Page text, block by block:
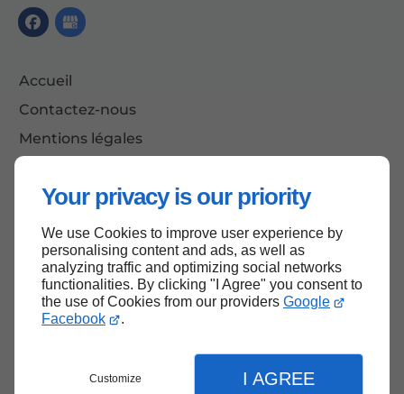
Your privacy is our priority
We use Cookies to improve user experience by
personalising content and ads, as well as
analyzing traffic and optimizing social networks
functionalities. By clicking "I Agree" you consent to
the use of Cookies from our providers Google
Facebook
.
Customize I AGREE
Accueil
Contactez-nous
Mentions légales
Haut de page